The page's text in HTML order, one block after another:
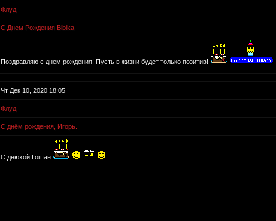
Флуд
С Днем Рождения Bibika
Поздравляю с днем рождения! Пусть в жизни будет только позитив!
Чт Дек 10, 2020 18:05
Флуд
C днём рождения, Игорь.
С днюхой Гошан